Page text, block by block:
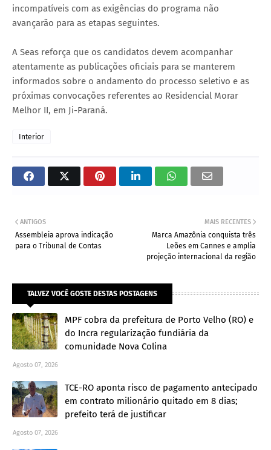
incompatíveis com as exigências do programa não
avançarão para as etapas seguintes.
A Seas reforça que os candidatos devem acompanhar
atentamente as publicações oficiais para se manterem
informados sobre o andamento do processo seletivo e as
próximas convocações referentes ao Residencial Morar
Melhor II, em Ji-Paraná.
Interior
MAIS RECENTES
Marca Amazônia conquista três
Leões em Cannes e amplia
projeção internacional da região
ANTIGOS
Assembleia aprova indicação
para o Tribunal de Contas
TALVEZ VOCÊ GOSTE DESTAS POSTAGENS
MPF cobra da prefeitura de Porto Velho (RO) e
do Incra regularização fundiária da
comunidade Nova Colina
Agosto 07, 2026
TCE-RO aponta risco de pagamento antecipado
em contrato milionário quitado em 8 dias;
prefeito terá de justificar
Agosto 07, 2026